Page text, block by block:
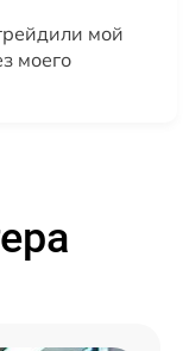
мой
моего